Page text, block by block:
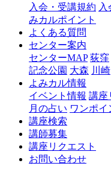
入会・受講規約
みカルポイント
よくある質問
センター案内
センターMAP 荻窪
記念公園 大森 川崎
よみカル情報
イベント情報 講座
月の占い ワンポ
講座検索
講師募集
講座リクエスト
お問い合わせ